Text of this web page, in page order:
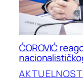
ĆOROVIĆ